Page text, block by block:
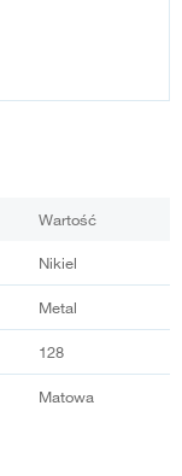
Wartość
Nikiel
Metal
128
Matowa